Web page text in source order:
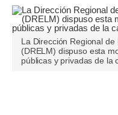
Editorial
Pregunta de hoy
Blogs
La Dirección Regional
(DRELM) dispuso esta
públicas y privadas de la